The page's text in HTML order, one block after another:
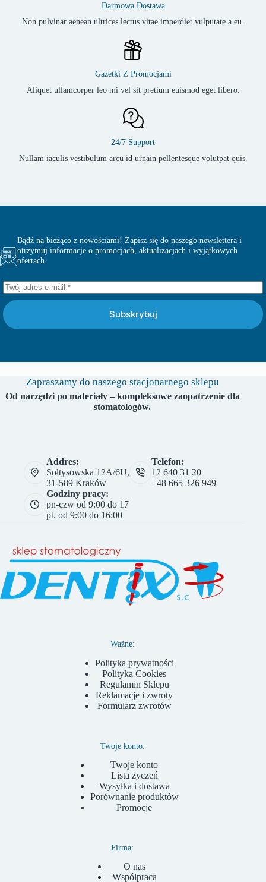
Darmowa Dostawa
Non pulvinar aenean ultrices lectus vitae imperdiet vulputate a eu.
Gazetki Z Promocjami
Aliquet ullamcorper leo mi vel sit pretium euismod eget libero.
24/7 Support
Nullam iaculis vestibulum arcu id urnain pellentesque volutpat quis.
Bądź na bieżąco z nowościami! Zapisz się do naszego newslettera i
otrzymuj informacje o promocjach, aktualizacjach i wyjątkowych
ofertach.
Subskrybuj
Zapraszamy do naszego stacjonarnego sklepu
Od narzędzi po materiały – kompleksowe zaopatrzenie dla
stomatologów.
Addres:
Sołtysowska 12A/6U,
31-589 Kraków
Telefon:
12 640 31 20
+48 665 326 949
Godziny pracy:
pn-czw od 9:00 do 17
pt. od 9:00 do 16:00
Ważne:
Polityka prywatności
Polityka Cookies
Regulamin Sklepu
Reklamacje i zwroty
Formularz zwrotów
Twoje konto:
Twoje konto
Lista życzeń
Wysyłka i dostawa
Porównanie produktów
Promocje
Firma:
O nas
Współpraca